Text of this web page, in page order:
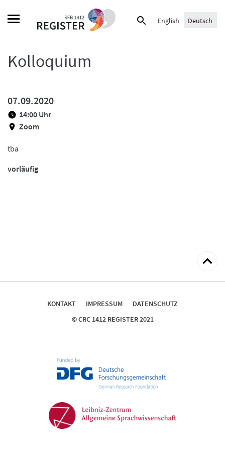
Suche
English Deutsch
Kolloquium
07.09.2020
14:00 Uhr
Zoom
tba
vorläufig
zum
KONTAKT IMPRESSUM
DATENSCHUTZ
© CRC 1412 REGISTER 2021